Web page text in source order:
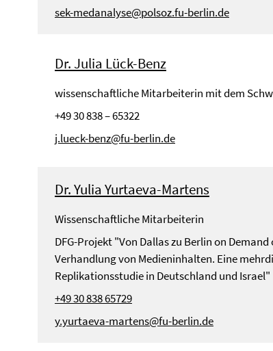
sek-medanalyse@polsoz.fu-berlin.de
Dr. Julia Lück-Benz
wissenschaftliche Mitarbeiterin mit dem
+49 30 838 – 65322
j.lueck-benz@fu-berlin.de
Dr. Yulia Yurtaeva-Martens
Wissenschaftliche Mitarbeiterin
DFG-Projekt "Von Dallas zu Berlin on
Verhandlung von Medieninhalten. Eine
Replikationsstudie in Deutschland und Israel"
+49 30 838 65729
y.yurtaeva-martens@fu-berlin.de